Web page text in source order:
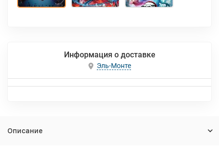
Информация о доставке
Эль-Монте
Описание